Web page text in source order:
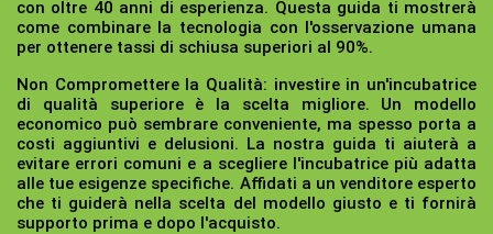
con oltre 40 anni di esperienza. Questa guida ti mostrerà
come combinare la tecnologia con l'osservazione umana
per ottenere tassi di schiusa superiori al 90%.
Non Compromettere la Qualità: investire in un'incubatrice
di qualità superiore è la scelta migliore. Un modello
economico può sembrare conveniente, ma spesso porta a
costi aggiuntivi e delusioni. La nostra guida ti aiuterà a
evitare errori comuni e a scegliere l'incubatrice più adatta
alle tue esigenze specifiche. Affidati a un venditore esperto
che ti guiderà nella scelta del modello giusto e ti fornirà
supporto prima e dopo l'acquisto.